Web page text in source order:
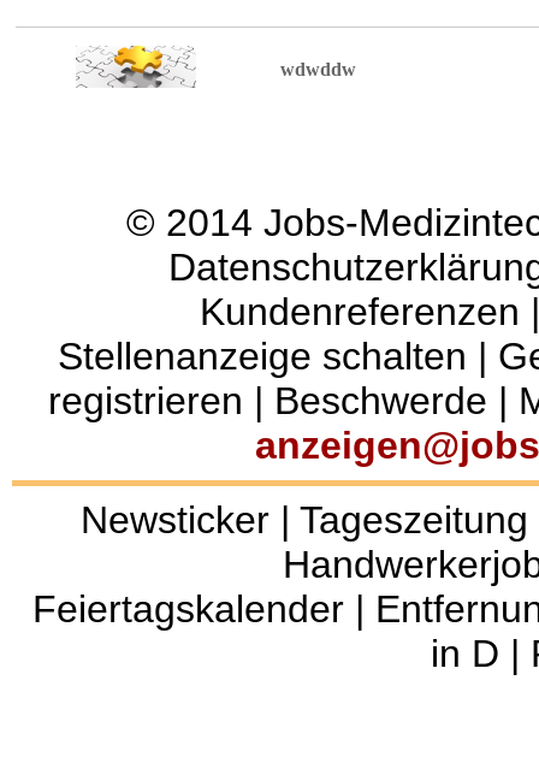
wdwddw
© 2014 Jobs-
Kundenreferenzen
Stellenanzeige schalten |
registrieren | Beschwerde |
Newsticker| Tageszeitung
Feiertagskalender|
in D |